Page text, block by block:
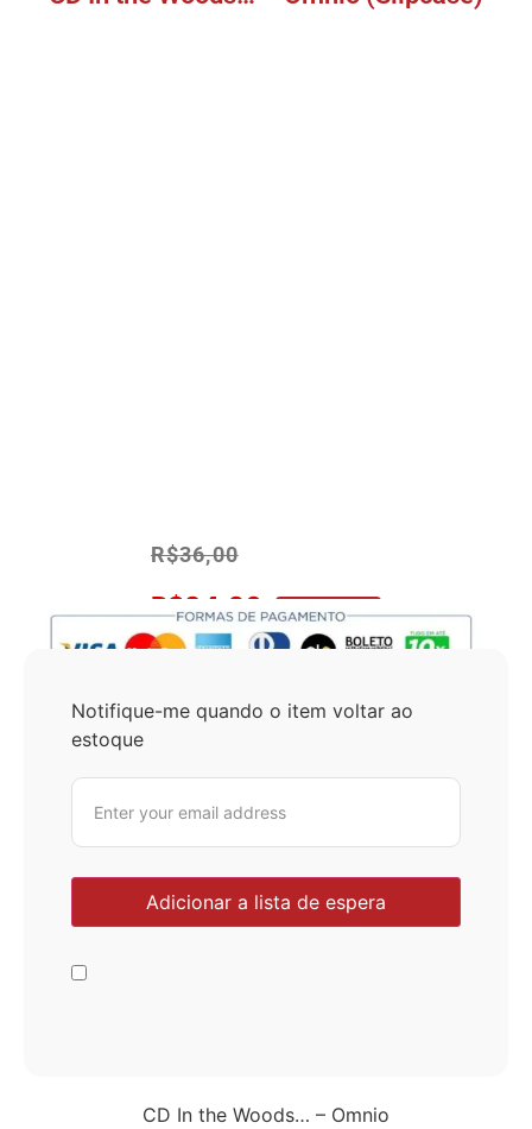
R$36,00
R$34,20 No Pix 5% OFF
Notifique-me quando o item voltar ao
estoque
CD In the Woods… – Omnio